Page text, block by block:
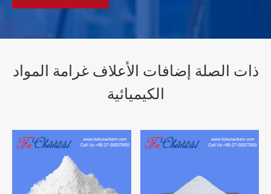
ذات الصلة إضافات الأعلاف غرامة المواد
الكيميائية